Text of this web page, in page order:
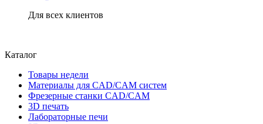
Для всех клиентов
Каталог
Товары недели
Материалы для CAD/CAM систем
Фрезерные станки CAD/CAM
3D печать
Лабораторные печи